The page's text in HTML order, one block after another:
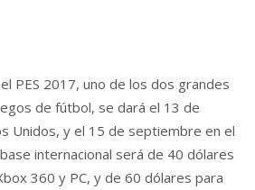
PES 2017, uno de los dos grandes
de fútbol, se dará el 13 de
Unidos, y el 15 de septiembre en el
internacional será de 40 dólares
360 y PC, y de 60 dólares para